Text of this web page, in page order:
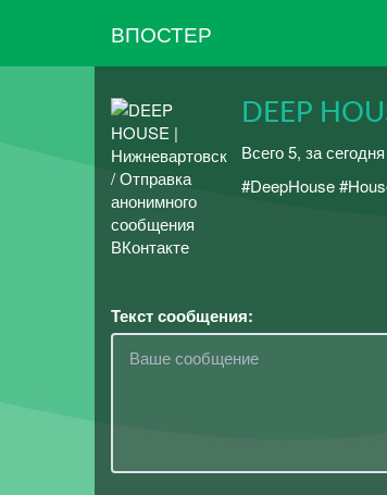
ВПОСТЕР
DEEP
Всего 5, за
#DeepHouse
Текст сообщения: